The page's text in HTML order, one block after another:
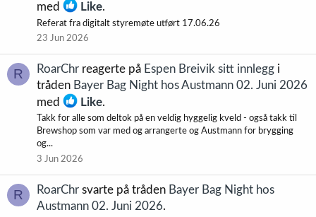
med
Like.
Referat fra digitalt styremøte utført 17.06.26
23 Jun 2026
R RoarChr reagerte på Espen Breivik sitt innlegg i
tråden Bayer Bag Night hos Austmann 02. Juni 2026
med
Like.
Takk for alle som deltok på en veldig hyggelig kveld - også takk til
Brewshop som var med og arrangerte og Austmann for brygging
og...
3 Jun 2026
R RoarChr svarte på tråden Bayer Bag Night hos
Austmann 02. Juni 2026.